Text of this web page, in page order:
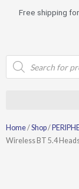
Free shipping
Products
search
Home/Shop/
Wireless BT 5.4